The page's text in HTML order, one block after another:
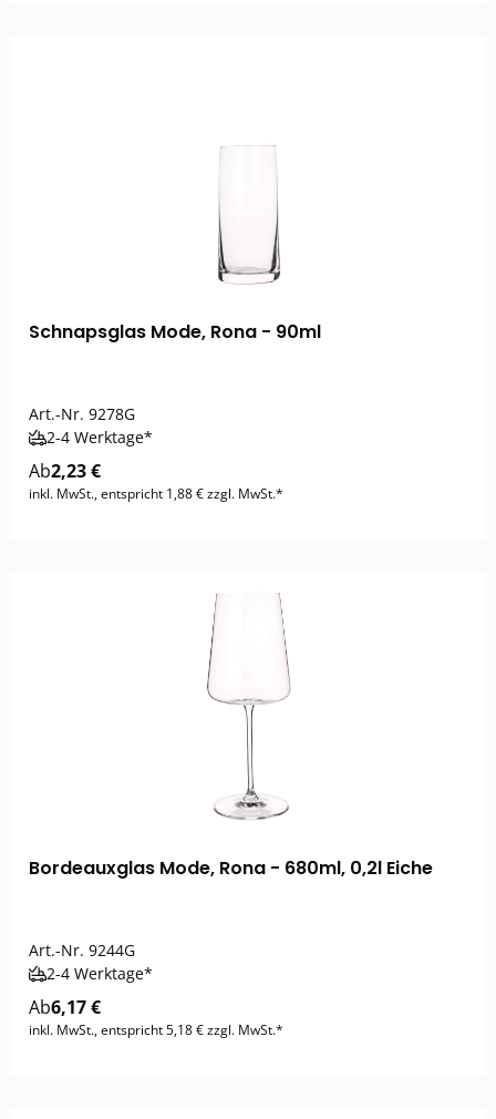
Schnapsglas Mode, Rona - 90ml
Art.-Nr. 9278G
2-4 Werktage*
Ab2,23 €
inkl. MwSt., entspricht 1,88 € zzgl. MwSt.*
Bordeauxglas Mode, Rona - 680ml, 0,2l Eiche
Art.-Nr. 9244G
2-4 Werktage*
Ab6,17 €
inkl. MwSt., entspricht 5,18 € zzgl. MwSt.*